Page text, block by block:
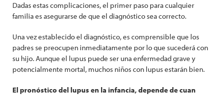
Dadas estas complicaciones, el primer paso para cualquier
familia es asegurarse de que el diagnóstico sea correcto.
Una vez establecido el diagnóstico, es comprensible que los
padres se preocupen inmediatamente por lo que sucederá con
su hijo. Aunque el lupus puede ser una enfermedad grave y
potencialmente mortal, muchos niños con lupus estarán bien.
El pronóstico del lupus en la infancia, depende de cuan